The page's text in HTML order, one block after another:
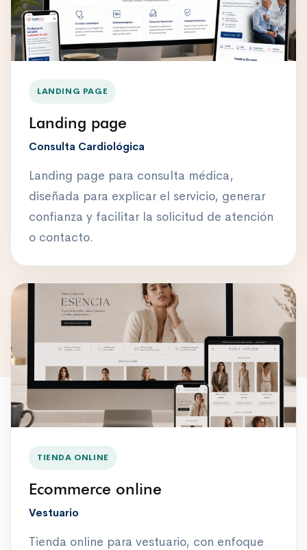
LANDING PAGE
Landing page
Consulta Cardiológica
Landing page para consulta médica,
diseñada para explicar el servicio, generar
confianza y facilitar la solicitud de atención
o contacto.
TIENDA ONLINE
Ecommerce online
Vestuario
Tienda online para vestuario, con enfoque